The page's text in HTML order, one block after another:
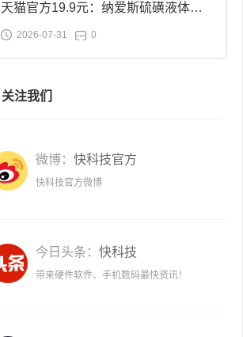
天猫官方19.9元：纳爱斯硫磺液体香
皂2斤大促
2026-07-31 0
关注我们
微博： 快科技官方
快科技官方微博
今日头条： 快科技
带来硬件软件、手机数码最快资讯！